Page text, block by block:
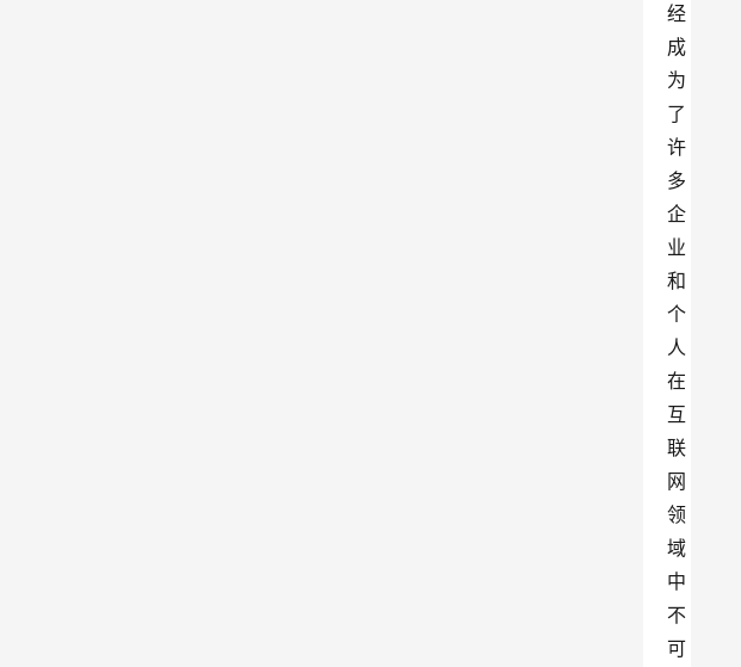
经
成
为
了
许
多
企
业
和
个
人
在
互
联
网
领
域
中
不
可